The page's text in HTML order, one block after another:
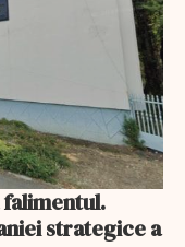
falimentul.
strategice a